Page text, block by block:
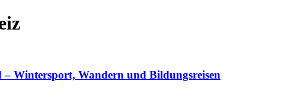
– Wintersport, Wandern und Bildungsreisen